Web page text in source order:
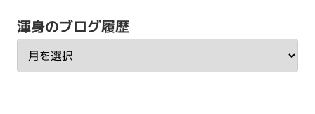
渾身のブログ履歴